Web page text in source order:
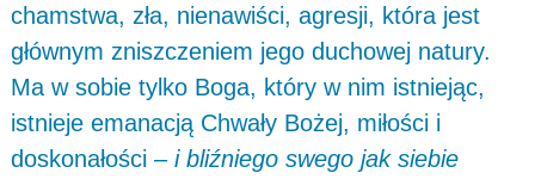
chamstwa, zła, nienawiści, agresji, która jest
głównym zniszczeniem jego duchowej natury.
Ma w sobie tylko Boga, który w nim istniejąc,
istnieje emanacją Chwały Bożej, miłości i
doskonałości –i bliźniego swego jak siebie